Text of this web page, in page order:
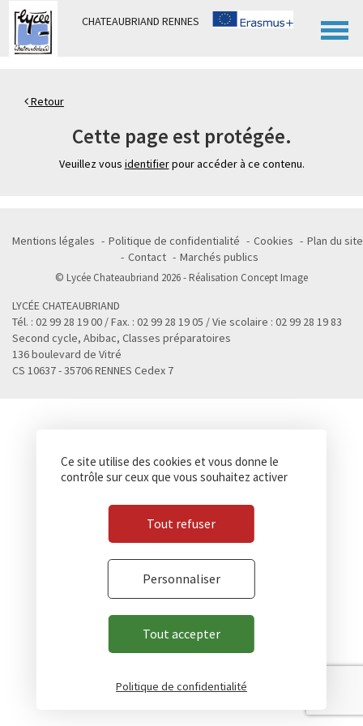
CHATEAUBRIAND RENNES
Retour
Cette page est protégée.
Veuillez vous identifierpour accéder à ce contenu.
Mentions légales Politique de confidentialité Cookies
Plan du site
Contact
Marchés publics
© Lycée Chateaubriand 2026 - Réalisation Concept Image
LYCÉE CHATEAUBRIAND
Tél. : 02 99 28 19 00 / Fax. : 02 99 28 19 05 / Vie scolaire : 02 99 28 19 83
Second cycle, Abibac, Classes préparatoires
136 boulevard de Vitré
CS 10637 - 35706 RENNES Cedex 7
Panneau de gestion des cookies
Ce site utilise des cookies et vous donne le
contrôle sur ceux que vous souhaitez activer
Tout accepter
Tout refuser
Personnaliser
Politique de confidentialité